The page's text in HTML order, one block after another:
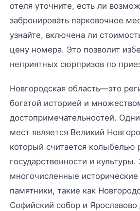
отеля уточните, есть ли
забронировать парковочное
узнайте, включена ли
цену номера. Это позволит
неприятных сюрпризов по
Новгородская область—это
богатой историей и
достопримечательностей.
мест является Великий
который считается колыбелью
государственности и культуры.
многочисленные исторические
памятники, такие как
Софийский собор и